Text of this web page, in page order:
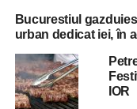
Gusti”, susţinut de dr.
RELATED TOPICS:
MUZEU
Bucurestiul
urban dedicat iei, în
IOR